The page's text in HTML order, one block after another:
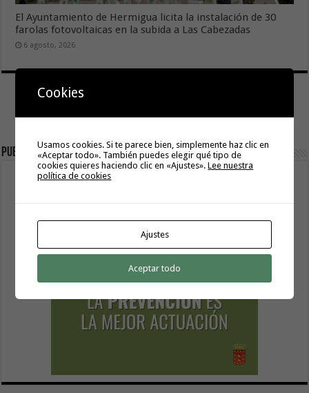
El Ayuntamiento de Hermigua licita la instalación de 30
farolas fotovoltaicas en la subida a Las Cabezadas
6 agosto, 2026
Publicidad
Cookies
Usamos cookies. Si te parece bien, simplemente haz clic en
«Aceptar todo». También puedes elegir qué tipo de
cookies quieres haciendo clic en «Ajustes».Lee nuestra
política de cookies
Ajustes
Aceptar todo